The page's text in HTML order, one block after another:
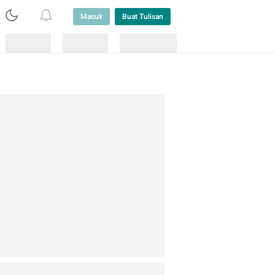
Masuk Buat Tulisan